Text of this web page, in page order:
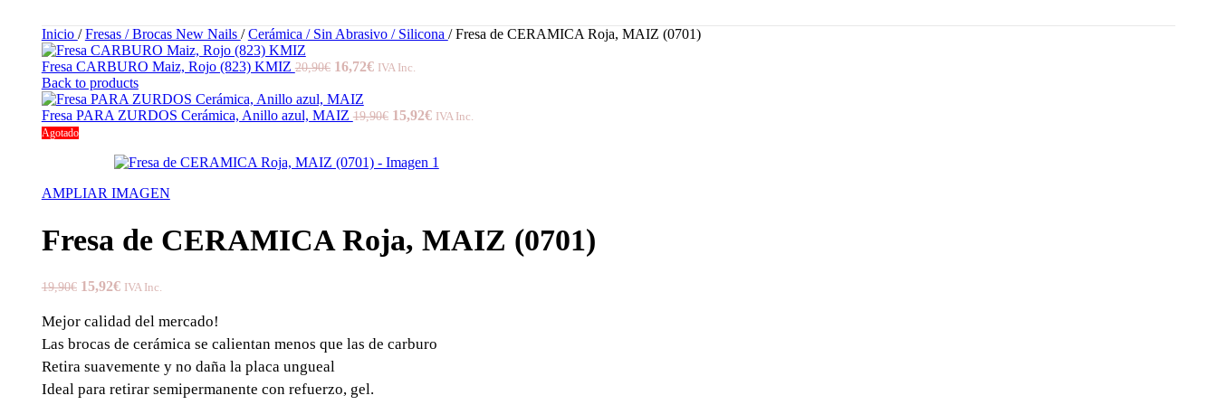
Inicio / Fresas / Brocas New Nails / Cerámica / Sin Abrasivo / Silicona / Fresa de CERAMICA Roja, MAIZ (0701)
Fresa CARBURO Maiz, Rojo (823) KMIZ 20,90€ 16,72€ IVA Inc.
Back to products
Fresa PARA ZURDOS Cerámica, Anillo azul, MAIZ 19,90€ 15,92€ IVA Inc.
Agotado
AMPLIAR IMAGEN
Fresa de CERAMICA Roja, MAIZ (0701)
19,90€ 15,92€ IVA Inc.
Mejor calidad del mercado!
Las brocas de cerámica se calientan menos que las de carburo
Retira suavemente y no daña la placa ungueal
Ideal para retirar semipermanente con refuerzo, gel.